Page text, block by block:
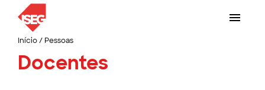
Início/ Pessoas
Docentes